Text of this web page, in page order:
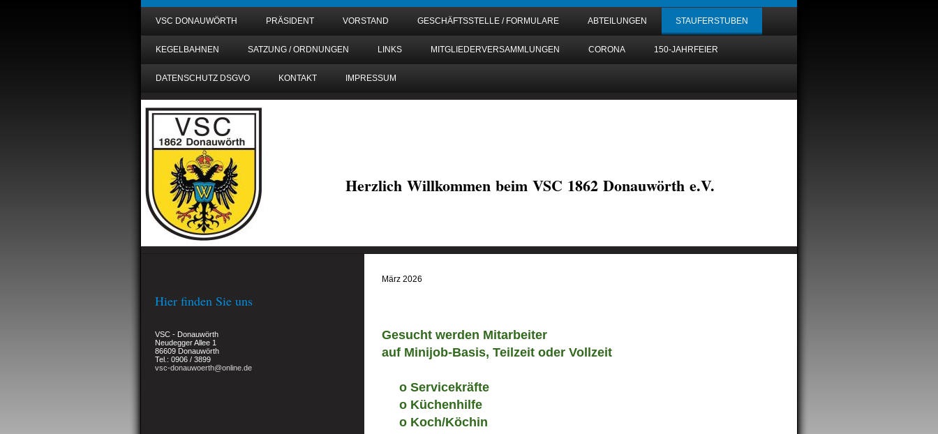
VSC DONAUWÖRTH PRÄSIDENT VORSTAND GESCHÄFTSSTELLE / FORMULARE ABTEILUNGEN STAUFERSTUBEN
KEGELBAHNEN SATZUNG / ORDNUNGEN LINKS MITGLIEDERVERSAMMLUNGEN CORONA 150-JAHRFEIER
DATENSCHUTZ DSGVO KONTAKT IMPRESSUM
Herzlich Willkommen beim VSC 1862 Donauwörth e.V.
Hier finden Sie uns
VSC - Donauwörth
Neudegger Allee 1
86609 Donauwörth
Tel.: 0906 / 3899
vsc-donauwoerth@online.de
März 2026
Gesucht werden Mitarbeiter
auf Minijob-Basis, Teilzeit oder Vollzeit
o Servicekräfte
o Küchenhilfe
o Koch/Köchin